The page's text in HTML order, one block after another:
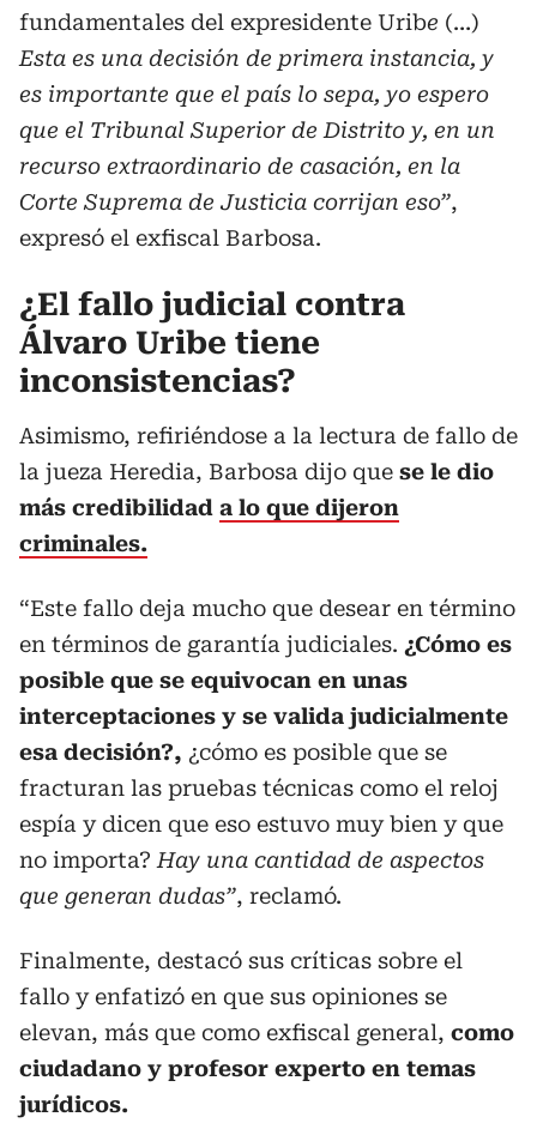
fundamentales del expresidente Uribe (…)
Esta es una decisión de primera instancia, y
es importante que el país lo sepa, yo espero
que el Tribunal Superior de Distrito y, en un
recurso extraordinario de casación, en la
Corte Suprema de Justicia corrijan eso”,
expresó el exfiscal Barbosa.
¿El fallo judicial contra
Álvaro Uribe tiene
inconsistencias?
Asimismo, refiriéndose a la lectura de fallo de
la jueza Heredia, Barbosa dijo que se le dio
más credibilidad a lo que dijeron
criminales.
“Este fallo deja mucho que desear en término
en términos de garantía judiciales. ¿Cómo es
posible que se equivocan en unas
interceptaciones y se valida judicialmente
esa decisión?, ¿cómo es posible que se
fracturan las pruebas técnicas como el reloj
espía y dicen que eso estuvo muy bien y que
no importa? Hay una cantidad de aspectos
que generan dudas”, reclamó.
Finalmente, destacó sus críticas sobre el
fallo y enfatizó en que sus opiniones se
elevan, más que como exfiscal general, como
ciudadano y profesor experto en temas
jurídicos.